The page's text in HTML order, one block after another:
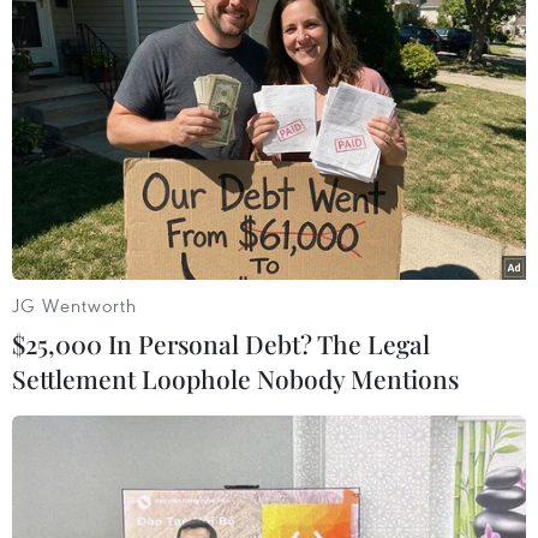
Đồng Tháp: Quốc lộ 30
xuống cấp nghiêm trọng,
ảnh hưởng giao thương
vùng biên
Quốc lộ 30 đoạn qua ấp Gò Da hư hỏng, bụi mù
vào mùa nắng và lầy lội trong mùa mưa, gây trở
ngại cho lưu thông hàng hóa qua khu vực cửa
người dân.
(TTXVN/Vietnam+)
JG Wentworth
$25,000 In Personal Debt? The Legal
Settlement Loophole Nobody Mentions